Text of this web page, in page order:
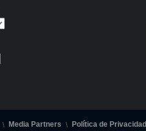
Media Partners Política de Privacidad